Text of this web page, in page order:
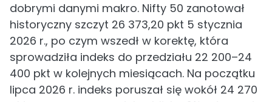
dobrymi danymi makro. Nifty 50 zanotował
historyczny szczyt 26 373,20 pkt 5 stycznia
2026 r., po czym wszedł w korektę, która
sprowadziła indeks do przedziału 22 200–24
400 pkt w kolejnych miesiącach. Na początku
lipca 2026 r. indeks poruszał się wokół 24 270